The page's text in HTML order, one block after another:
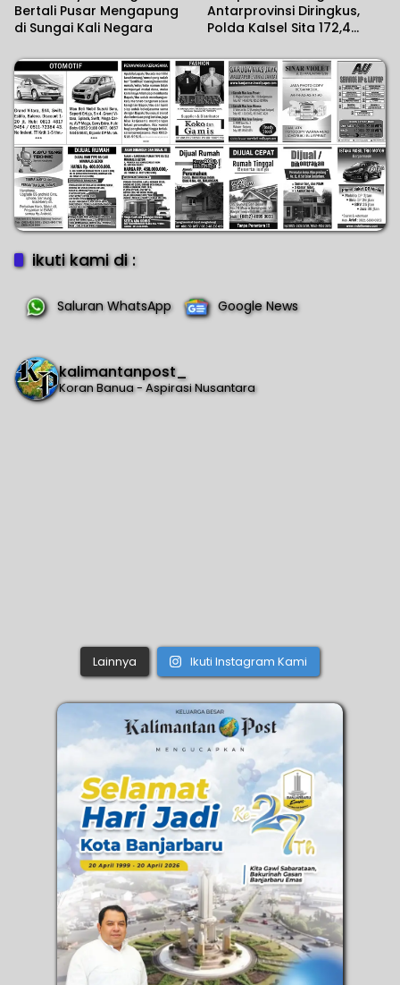
Bertali Pusar Mengapung
di Sungai Kali Negara
Antarprovinsi Diringkus,
Polda Kalsel Sita 172,4
ikuti kami di :
Saluran WhatsApp Google News
kalimantanpost_
Koran Banua - Aspirasi Nusantara
Lainnya Ikuti Instagram Kami